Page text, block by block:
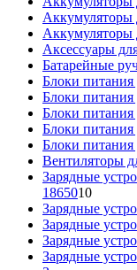
Аккумуляторы
Аккумуляторы
Аксессуары
Батарейные
Блоки питания
Блоки питания
Блоки питания
Блоки питания
Блоки питания
Вентиляторы
Зарядные
186501010
Зарядные
Зарядные
Зарядные
Зарядные